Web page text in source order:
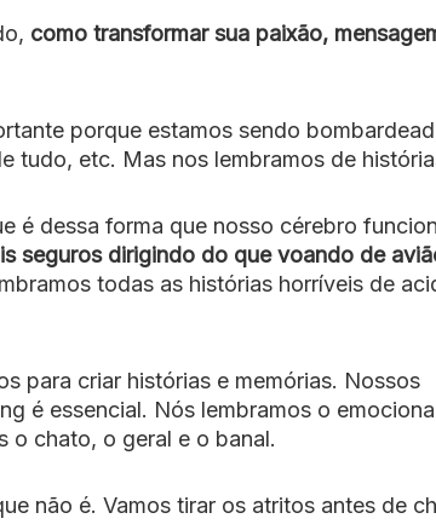
como transformar sua paixão,
porque estamos sendo
tudo, etc. Mas nos lembramos de
é dessa forma que nosso cérebro
seguros dirigindo do que voando de
todas as histórias horríveis de
para criar histórias e memórias. Nossos
é essencial. Nós lembramos o
o chato, o geral e o banal.
não é. Vamos tirar os atritos antes de